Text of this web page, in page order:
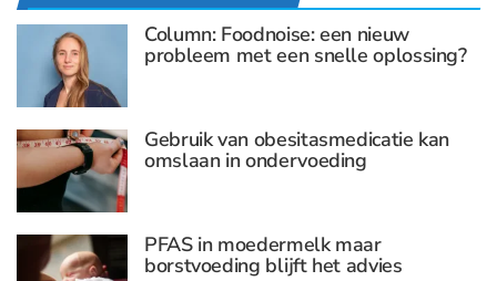
Column: Foodnoise: een nieuw
probleem met een snelle oplossing?
Gebruik van obesitasmedicatie kan
omslaan in ondervoeding
PFAS in moedermelk maar
borstvoeding blijft het advies